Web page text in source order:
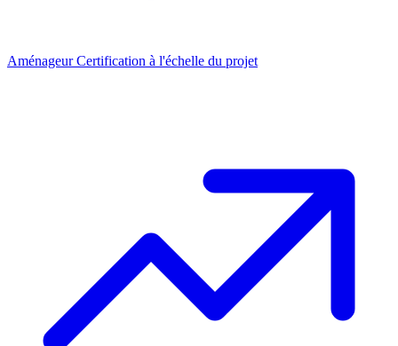
Aménageur Certification à l'échelle du projet